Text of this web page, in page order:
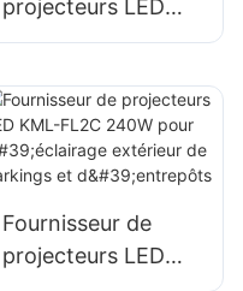
projecteurs LED
KML-FL2C 150W
mural et de zones
extérieures
Fournisseur de
projecteurs LED